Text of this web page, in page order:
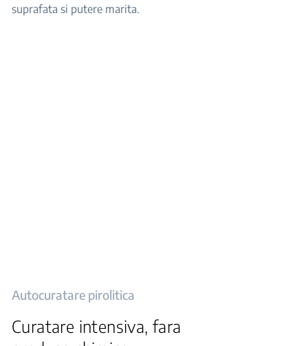
suprafata si putere marita.
Autocuratare pirolitica
Curatare intensiva, fara